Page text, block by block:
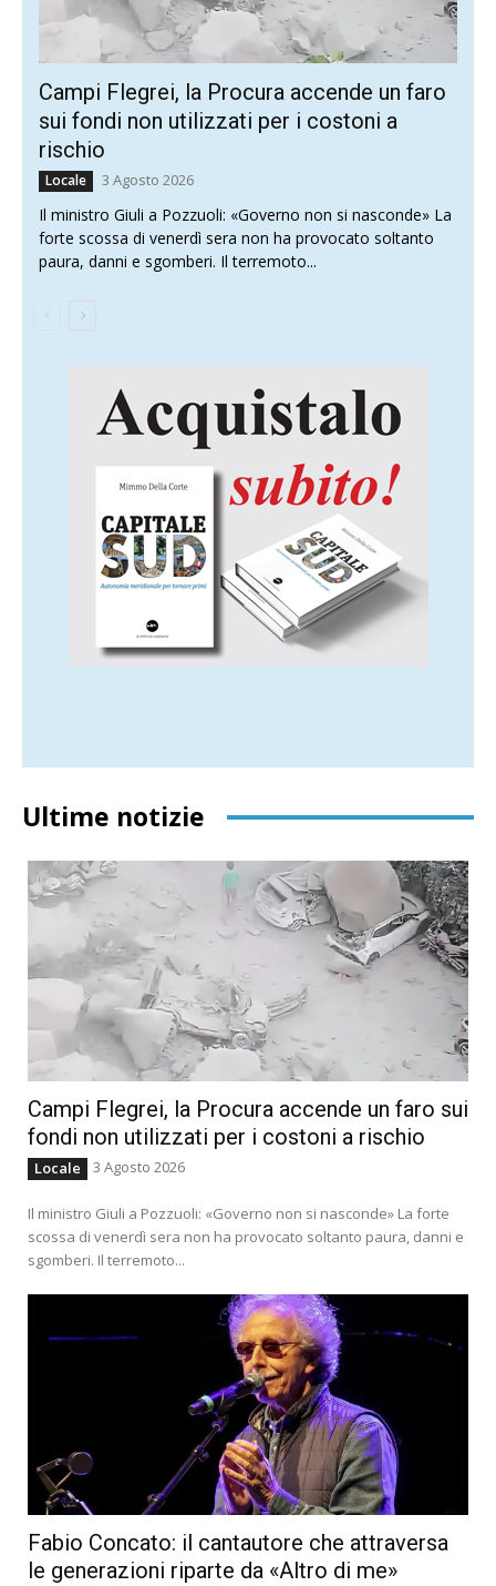
Campi Flegrei, la Procura accende un faro
sui fondi non utilizzati per i costoni a
rischio
Locale 3 Agosto 2026
Il ministro Giuli a Pozzuoli: «Governo non si nasconde» La
forte scossa di venerdì sera non ha provocato soltanto
paura, danni e sgomberi. Il terremoto...
Ultime notizie
Campi Flegrei, la Procura accende un faro sui
fondi non utilizzati per i costoni a rischio
Locale 3 Agosto 2026
Il ministro Giuli a Pozzuoli: «Governo non si nasconde» La forte
scossa di venerdì sera non ha provocato soltanto paura, danni e
sgomberi. Il terremoto...
Fabio Concato: il cantautore che attraversa
le generazioni riparte da «Altro di me»